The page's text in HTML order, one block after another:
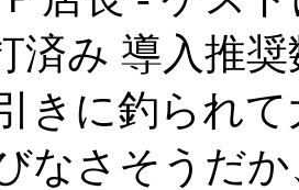
済み 導入推
きに釣られ
なさそうだ